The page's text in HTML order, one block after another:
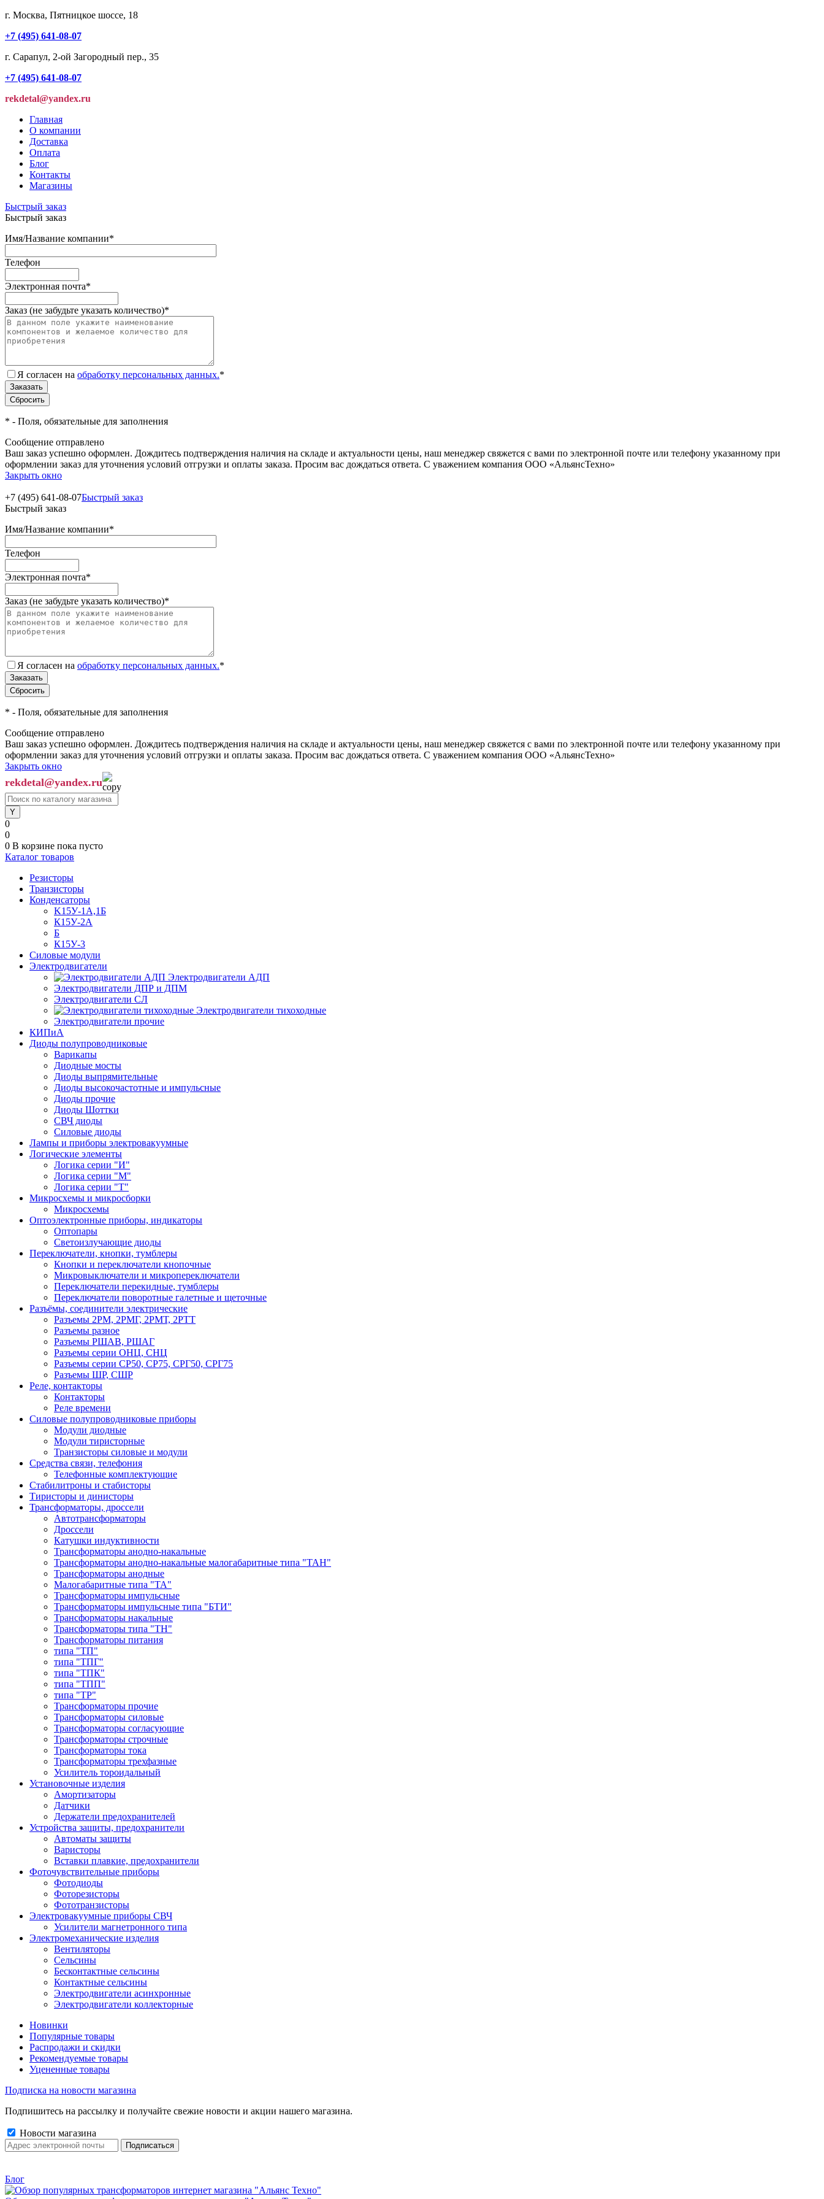
г. Москва, Пятницкое шоссе, 18
+7 (495) 641-08-07
г. Сарапул, 2-ой Загородный пер., 35
+7 (495) 641-08-07
rekdetal@yandex.ru
Главная
О компании
Доставка
Оплата
Блог
Контакты
Магазины
Быстрый заказ
Быстрый заказ
Имя/Название компании*
Телефон
Электронная почта*
Заказ (не забудьте указать количество)*
Я согласен на обработку персональных данных.*
* - Поля, обязательные для заполнения
Сообщение отправлено
Ваш заказ успешно оформлен. Дождитесь подтверждения наличия на складе и актуальности цены, наш менеджер свяжется с вами по электронной почте или телефону указанному при
оформлении заказ для уточнения условий отгрузки и оплаты заказа. Просим вас дождаться ответа. С уважением компания ООО «АльянсТехно»
Закрыть окно
+7 (495) 641-08-07Быстрый заказ
Быстрый заказ
Имя/Название компании*
Телефон
Электронная почта*
Заказ (не забудьте указать количество)*
Я согласен на обработку персональных данных.*
* - Поля, обязательные для заполнения
Сообщение отправлено
Ваш заказ успешно оформлен. Дождитесь подтверждения наличия на складе и актуальности цены, наш менеджер свяжется с вами по электронной почте или телефону указанному при
оформлении заказ для уточнения условий отгрузки и оплаты заказа. Просим вас дождаться ответа. С уважением компания ООО «АльянсТехно»
Закрыть окно
rekdetal@yandex.ru
0
0
0 В корзине пока пусто
Каталог товаров
Резисторы
Транзисторы
Конденсаторы
K15У-1А,1Б
К15У-2А
Б
К15У-3
Силовые модули
Электродвигатели
Электродвигатели АДП
Электродвигатели ДПР и ДПМ
Электродвигатели СЛ
Электродвигатели тихоходные
Электродвигатели прочие
КИПиА
Диоды полупроводниковые
Варикапы
Диодные мосты
Диоды выпрямительные
Диоды высокочастотные и импульсные
Диоды прочие
Диоды Шоттки
СВЧ диоды
Силовые диоды
Лампы и приборы электровакуумные
Логические элементы
Логика серии "И"
Логика серии "М"
Логика серии "Т"
Микросхемы и микросборки
Микросхемы
Оптоэлектронные приборы, индикаторы
Оптопары
Светоизлучающие диоды
Переключатели, кнопки, тумблеры
Кнопки и переключатели кнопочные
Микровыключатели и микропереключатели
Переключатели перекидные, тумблеры
Переключатели поворотные галетные и щеточные
Разъёмы, соединители электрические
Разъемы 2РМ, 2РМГ, 2РМТ, 2РТТ
Разъемы разное
Разъемы РШАВ, РШАГ
Разъемы серии ОНЦ, СНЦ
Разъемы серии СР50, СР75, СРГ50, СРГ75
Разъемы ШР, СШР
Реле, контакторы
Контакторы
Реле времени
Силовые полупроводниковые приборы
Модули диодные
Модули тиристорные
Транзисторы силовые и модули
Средства связи, телефония
Телефонные комплектующие
Стабилитроны и стабисторы
Тиристоры и динисторы
Трансформаторы, дроссели
Автотрансформаторы
Дроссели
Катушки индуктивности
Трансформаторы анодно-накальные
Трансформаторы анодно-накальные малогабаритные типа "ТАН"
Трансформаторы анодные
Малогабаритные типа "ТА"
Трансформаторы импульсные
Трансформаторы импульсные типа "БТИ"
Трансформаторы накальные
Трансформаторы типа "ТН"
Трансформаторы питания
типа "ТП"
типа "ТПГ"
типа "ТПК"
типа "ТПП"
типа "ТР"
Трансформаторы прочие
Трансформаторы силовые
Трансформаторы согласующие
Трансформаторы строчные
Трансформаторы тока
Трансформаторы трехфазные
Усилитель тороидальный
Установочные изделия
Амортизаторы
Датчики
Держатели предохранителей
Устройства защиты, предохранители
Автоматы защиты
Варисторы
Вставки плавкие, предохранители
Фоточувствительные приборы
Фотодиоды
Фоторезисторы
Фототранзисторы
Электровакуумные приборы СВЧ
Усилители магнетронного типа
Электромеханические изделия
Вентиляторы
Сельсины
Бесконтактные сельсины
Контактные сельсины
Электродвигатели асинхронные
Электродвигатели коллекторные
Новинки
Популярные товары
Распродажи и скидки
Рекомендуемые товары
Уцененные товары
Подписка на новости магазина
Подпишитесь на рассылку и получайте свежие новости и акции нашего магазина.
Новости магазина
Блог